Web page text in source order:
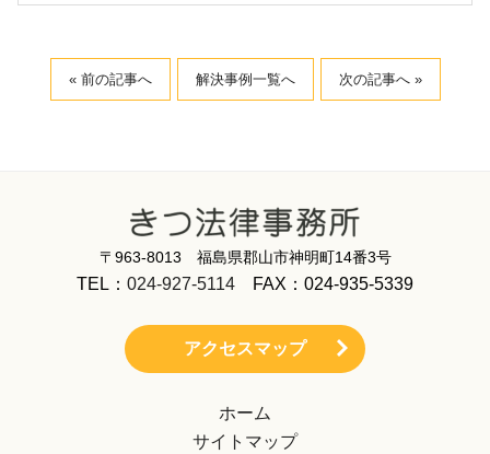
« 前の記事へ 解決事例一覧へ 次の記事へ »
〒963-8013 福島県郡山市神明町14番3号
TEL： 024-927-5114 FAX：024-935-5339
アクセスマップ
ホーム
サイトマップ